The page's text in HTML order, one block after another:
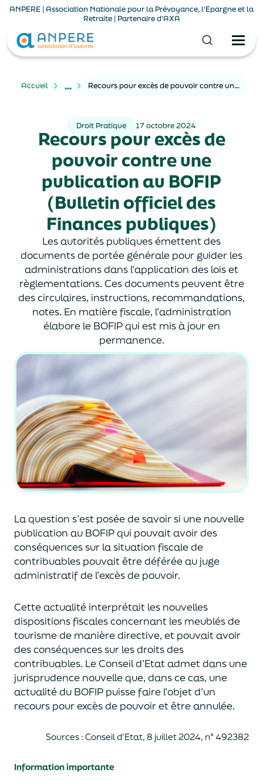
ANPERE | Association Nationale pour la Prévoyance, l'Epargne et la
Retraite | Partenaire d'AXA
Accueil ... Recours pour excès de pouvoir contre une publication au BOFIP (Bulletin officiel des Finances publiques)
Droit Pratique 17 octobre 2024
Recours pour excès de
pouvoir contre une
publication au BOFIP
(Bulletin officiel des
Finances publiques)
Les autorités publiques émettent des
documents de portée générale pour guider les
administrations dans l’application des lois et
règlementations. Ces documents peuvent être
des circulaires, instructions, recommandations,
notes. En matière fiscale, l’administration
élabore le BOFIP qui est mis à jour en
permanence.
La question s’est posée de savoir si une nouvelle
publication au BOFIP qui pouvaitavoirdes
conséquences sur la situation fiscale de
contribuables pouvait être déférée au juge
administratif de l’excès de pouvoir.
Cette actualité interprétait les nouvelles
dispositions fiscales concernant les meublés de
tourisme de manière directive, et pouvaitavoir
des conséquences sur les droits des
contribuables. Le Conseil d’Etat admet dans une
jurisprudence nouvelle que, dans ce cas, une
actualité du BOFIP puisse faire l’objet d’un
recours pour excès de pouvoir et être annulée.
Sources : Conseil d’Etat, 8 juillet 2024, n° 492382
Information importante